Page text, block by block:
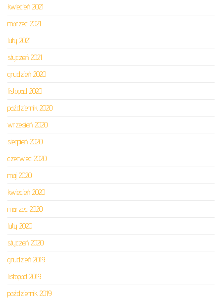
kwiecień 2021
marzec 2021
luty 2021
styczeń 2021
grudzień 2020
listopad 2020
październik 2020
wrzesień 2020
sierpień 2020
czerwiec 2020
maj 2020
kwiecień 2020
marzec 2020
luty 2020
styczeń 2020
grudzień 2019
listopad 2019
październik 2019